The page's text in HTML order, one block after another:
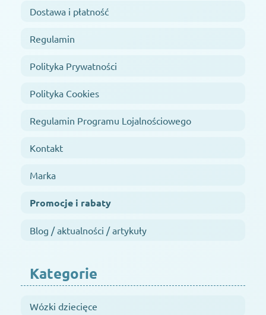
Dostawa i płatność
Regulamin
Polityka Prywatności
Polityka Cookies
Regulamin Programu Lojalnościowego
Kontakt
Marka
Promocje i rabaty
Blog / aktualności / artykuły
Kategorie
Wózki dziecięce